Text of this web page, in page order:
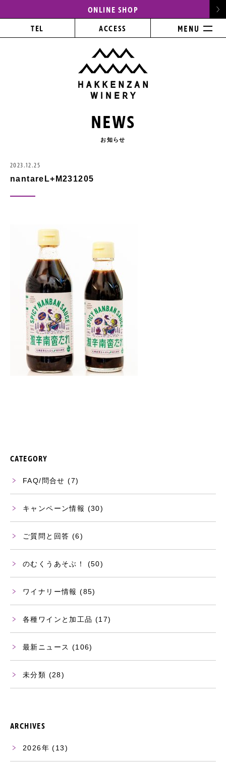
ONLINE SHOP
TEL ACCESS
NEWS
お知らせ
2023.12.25
nantareL+M231205
CATEGORY
FAQ/問合せ (7)
キャンペーン情報 (30)
ご質問と回答 (6)
のむくうあそぶ！ (50)
ワイナリー情報 (85)
各種ワインと加工品 (17)
最新ニュース (106)
未分類 (28)
ARCHIVES
2026 (13)